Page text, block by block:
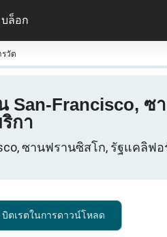
บล็อก
รวัด
San-Francisco,
กา
ซานฟรานซิสโก, รัฐแคลิฟอ
บิตเรตในการดาวน์โหลด